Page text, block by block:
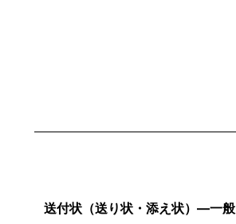
送付状（送り状・添え状）―一般